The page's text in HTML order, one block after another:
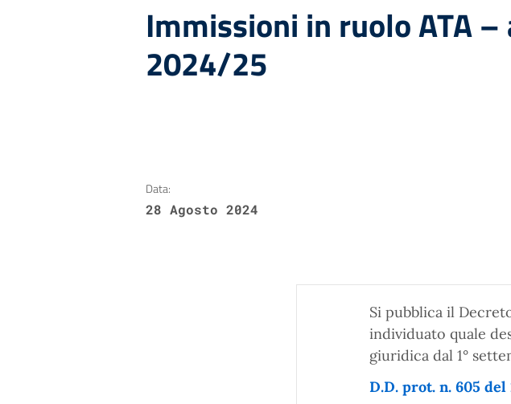
Immissioni in ruolo ATA –
2024/25
Data:
28 Agosto 2024
Si pubblica il
individuato quale
giuridica dal 1°
D.D. prot. n. 605 del